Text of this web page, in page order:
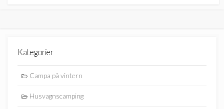
Kategorier
Campa på vintern
Husvagnscamping